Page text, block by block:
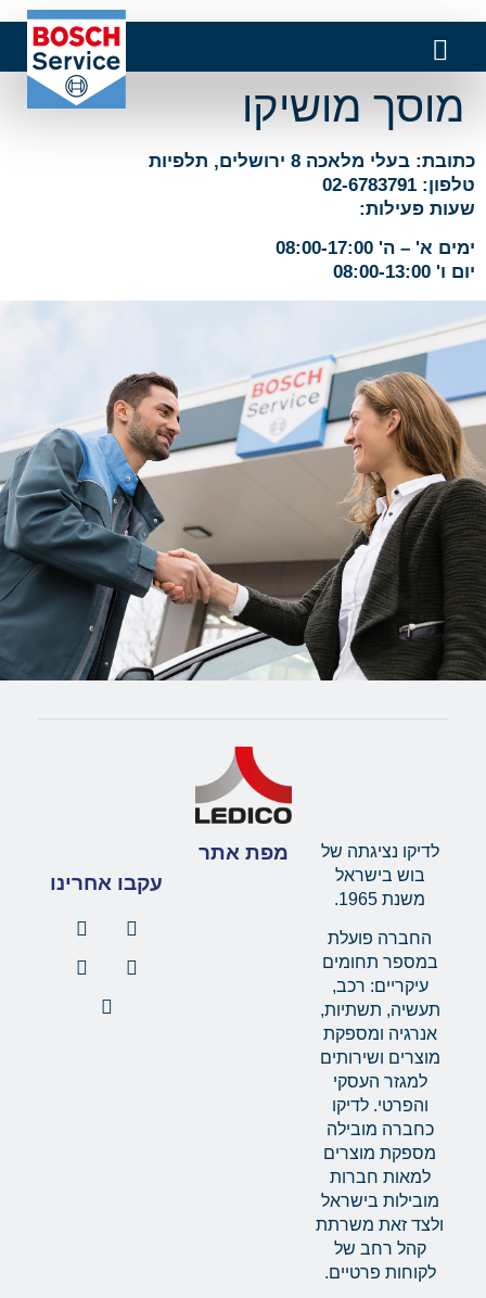
מוסך מושיקו
כתובת: בעלי מלאכה 8 ירושלים, תלפיות
טלפון: 02-6783791
שעות פעילות:
ימים א' – ה' 08:00-17:00
יום ו' 08:00-13:00
לדיקו נציגתה של
בוש בישראל
משנת 1965.
החברה פועלת
במספר תחומים
עיקריים: רכב,
תעשיה, תשתיות,
אנרגיה ומספקת
מוצרים ושירותים
למגזר העסקי
והפרטי. לדיקו
כחברה מובילה
מספקת מוצרים
למאות חברות
מובילות בישראל
ולצד זאת משרתת
קהל רחב של
לקוחות פרטיים.
מפת אתר
עקבו אחרינו